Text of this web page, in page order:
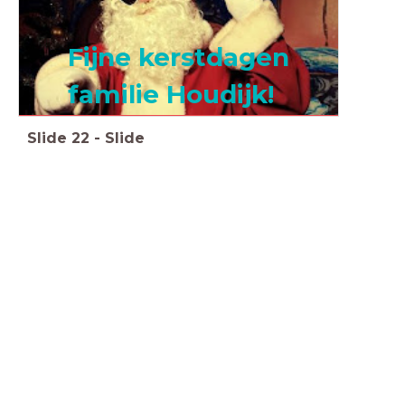
Fijne kerstdagen
familie Houdijk!
Slide 22 - Slide